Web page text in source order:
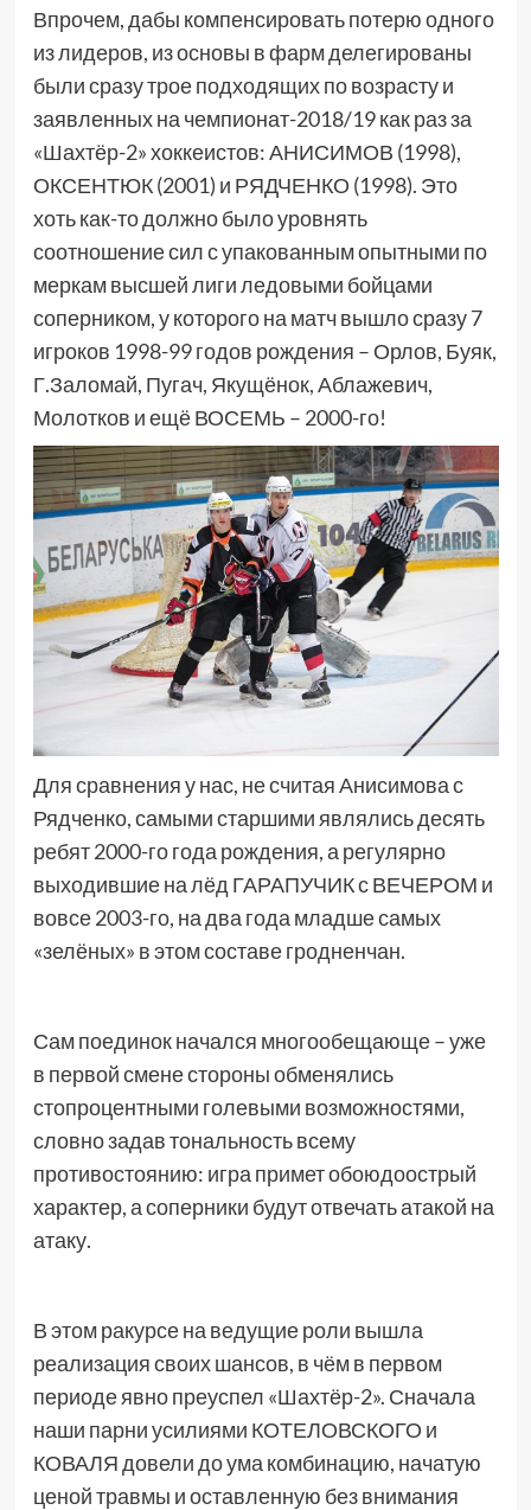
Впрочем, дабы компенсировать потерю одного
из лидеров, из основы в фарм делегированы
были сразу трое подходящих по возрасту и
заявленных на чемпионат-2018/19 как раз за
«Шахтёр-2» хоккеистов: АНИСИМОВ (1998),
ОКСЕНТЮК (2001) и РЯДЧЕНКО (1998). Это
хоть как-то должно было уровнять
соотношение сил с упакованным опытными по
меркам высшей лиги ледовыми бойцами
соперником, у которого на матч вышло сразу 7
игроков 1998-99 годов рождения – Орлов, Буяк,
Г.Заломай, Пугач, Якущёнок, Аблажевич,
Молотков и ещё ВОСЕМЬ – 2000-го!
Для сравнения у нас, не считая Анисимова с
Рядченко, самыми старшими являлись десять
ребят 2000-го года рождения, а регулярно
выходившие на лёд ГАРАПУЧИК с ВЕЧЕРОМ и
вовсе 2003-го, на два года младше самых
«зелёных» в этом составе гродненчан.
Сам поединок начался многообещающе – уже
в первой смене стороны обменялись
стопроцентными голевыми возможностями,
словно задав тональность всему
противостоянию: игра примет обоюдоострый
характер, а соперники будут отвечать атакой на
атаку.
В этом ракурсе на ведущие роли вышла
реализация своих шансов, в чём в первом
периоде явно преуспел «Шахтёр-2». Сначала
наши парни усилиями КОТЕЛОВСКОГО и
КОВАЛЯ довели до ума комбинацию, начатую
ценой травмы и оставленную без внимания